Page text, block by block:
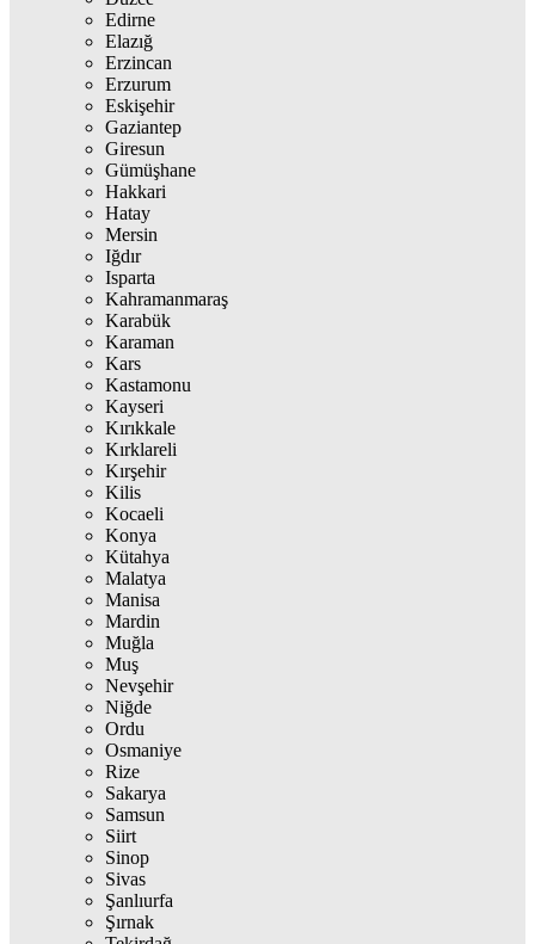
Edirne
Elazığ
Erzincan
Erzurum
Eskişehir
Gaziantep
Giresun
Gümüşhane
Hakkari
Hatay
Mersin
Iğdır
Isparta
Kahramanmaraş
Karabük
Karaman
Kars
Kastamonu
Kayseri
Kırıkkale
Kırklareli
Kırşehir
Kilis
Kocaeli
Konya
Kütahya
Malatya
Manisa
Mardin
Muğla
Muş
Nevşehir
Niğde
Ordu
Osmaniye
Rize
Sakarya
Samsun
Siirt
Sinop
Sivas
Şanlıurfa
Şırnak